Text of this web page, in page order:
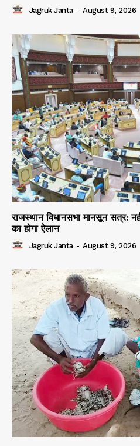
Jagruk Janta - August 9, 2026
राजस्थान विधानसभा मानसून सत्र:
का होगा ऐलान
Jagruk Janta - August 9, 2026